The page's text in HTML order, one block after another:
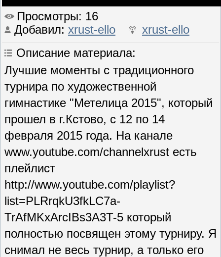
Просмотры: 16
Добавил: xrust-ello
xrust-ello
Описание материала:
Лучшие моменты с традиционного
турнира по художественной
гимнастике "Метелица 2015", который
прошел в г.Кстово, с 12 по 14
февраля 2015 года. На канале
www.youtube.com/channelxrust есть
плейлист
http://www.youtube.com/playlist?
list=PLRrqkU3fkLC7a-
TrAfMKxArcIBs3A3T-5 который
полностью посвящен этому турниру. Я
снимал не весь турнир, а только его